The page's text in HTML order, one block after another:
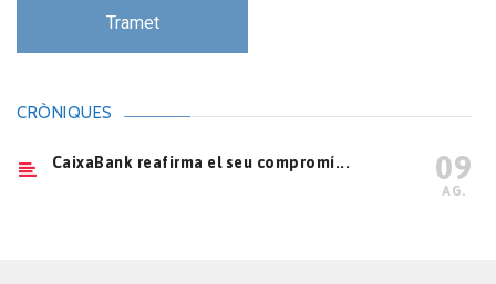
CRÒNIQUES
CaixaBank reafirma el seu compromí... 09
AG.